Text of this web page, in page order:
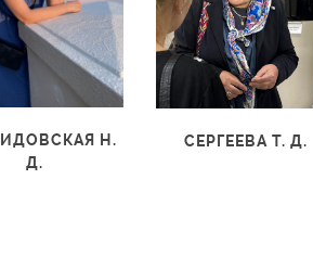
Н.
Д.
СЕРГЕЕВА Т. Д.